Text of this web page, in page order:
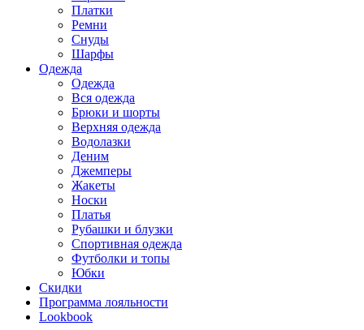
Платки
Ремни
Снуды
Шарфы
Одежда
Одежда
Вся одежда
Брюки и шорты
Верхняя одежда
Водолазки
Деним
Джемперы
Жакеты
Носки
Платья
Рубашки и блузки
Спортивная одежда
Футболки и топы
Юбки
Скидки
Программа лояльности
Lookbook